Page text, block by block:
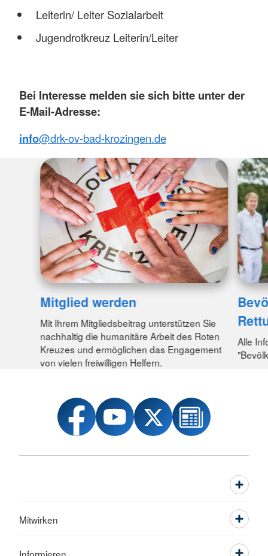
Leiterin/ Leiter Sozialarbeit
Jugendrotkreuz Leiterin/Leiter
Bei Interesse melden sie sich bitte unter der
E-Mail-Adresse:
info@drk-ov-bad-krozingen.de
Mitglied werden
Mit Ihrem Mitgliedsbeitrag unterstützen Sie
nachhaltig die humanitäre Arbeit des Roten
Kreuzes und ermöglichen das Engagement
von vielen freiwilligen Helfern.
Alle
Mitwirken